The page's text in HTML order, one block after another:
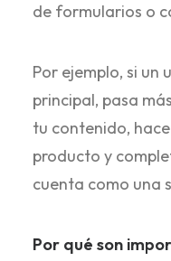
de formularios o
Por ejemplo, si un
principal, pasa
tu contenido,
producto y
cuenta como una
Por qué son